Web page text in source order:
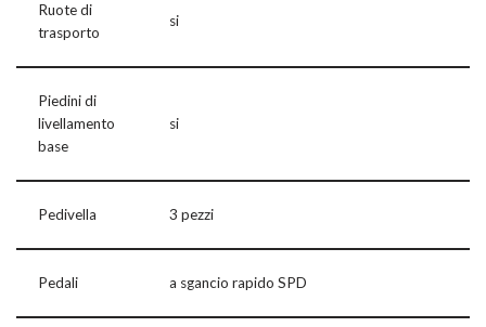
Ruote di
trasporto
si
Piedini di
livellamento
base
si
Pedivella 3 pezzi
Pedali a sgancio rapido SPD